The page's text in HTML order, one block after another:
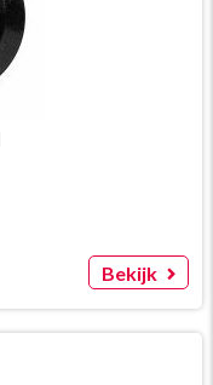
Bekijk